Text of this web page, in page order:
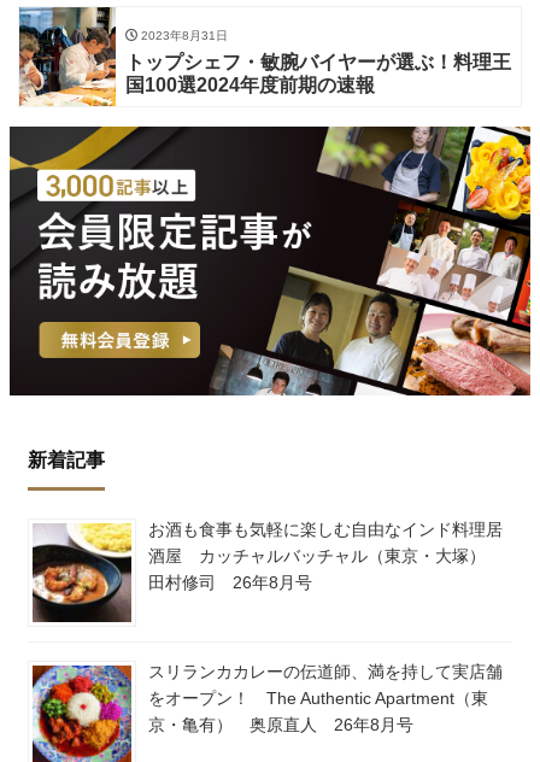
2023年8月31日
トップシェフ・敏腕バイヤーが選ぶ！料理王
国100選2024年度前期の速報
新着記事
お酒も食事も気軽に楽しむ自由なインド料理居
酒屋 カッチャルバッチャル（東京・大塚）
田村修司 26年8月号
スリランカカレーの伝道師、満を持して実店舗
をオープン！ The Authentic Apartment（東
京・亀有） 奥原直人 26年8月号